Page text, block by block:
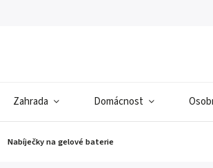
Zahrada Domácnost
Nabíječky na gelové baterie